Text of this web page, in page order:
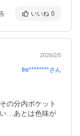
いいね 0
2026/2/5
fre********さん
の分内ポケット
…あとは色味が